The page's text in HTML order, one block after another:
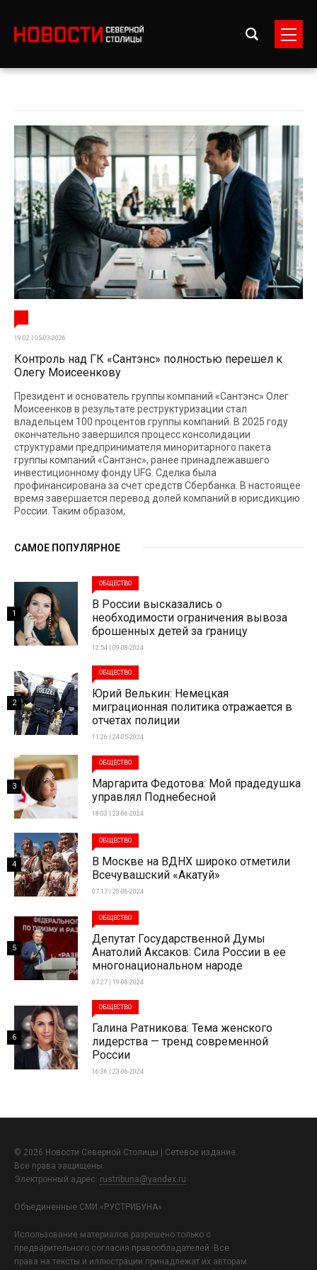
19:02 | 05-03-2026
Контроль над ГК «Сантэнс» полностью перешел к
Олегу Моисеенкову
Президент и основатель группы компаний «Сантэнс» Олег
Моисеенков в результате реструктуризации стал
владельцем 100 процентов группы компаний. В 2025 году
окончательно завершился процесс консолидации
структурами предпринимателя миноритарного пакета
группы компаний «Сантэнс», ранее принадлежавшего
инвестиционному фонду UFG. Сделка была
профинансирована за счет средств Сбербанка. В настоящее
время завершается перевод долей компаний в юрисдикцию
России. Таким образом,
САМОЕ ПОПУЛЯРНОЕ
ОБЩЕСТВО
В России высказались о
необходимости ограничения вывоза
брошенных детей за границу
12:54 | 09-08-2024
1
ОБЩЕСТВО
Юрий Велькин: Немецкая
миграционная политика отражается в
отчетах полиции
11:26 | 24-05-2024
2
ОБЩЕСТВО
Маргарита Федотова: Мой прадедушка
управлял Поднебесной
18:03 | 23-06-2024
3
ОБЩЕСТВО
В Москве на ВДНХ широко отметили
Всечувашский «Акатуй»
07:17 | 20-06-2024
4
ОБЩЕСТВО
Депутат Государственной Думы
Анатолий Аксаков: Сила России в ее
многонациональном народе
07:27 | 19-06-2024
5
ОБЩЕСТВО
Галина Ратникова: Тема женского
лидерства — тренд современной
России
16:36 | 23-06-2024
6
© 2026 Новости Северной Столицы | Сетевое издание.
Все права защищены.
Электронный адрес: rustribuna@yandex.ru
Объединенные СМИ «РУСТРИБУНА»
Использование материалов разрешено только с
предварительного согласия правообладателей. Все
права на тексты и иллюстрации принадлежат их авторам.